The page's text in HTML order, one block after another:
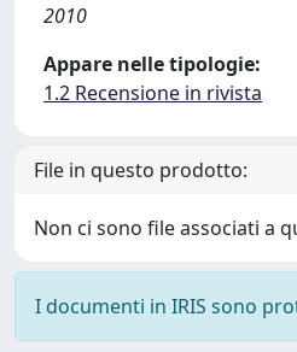
2010
Appare nelle tipologie:
1.2 Recensione in rivista
File in questo prodotto:
Non ci sono file associati a
I documenti in IRIS sono